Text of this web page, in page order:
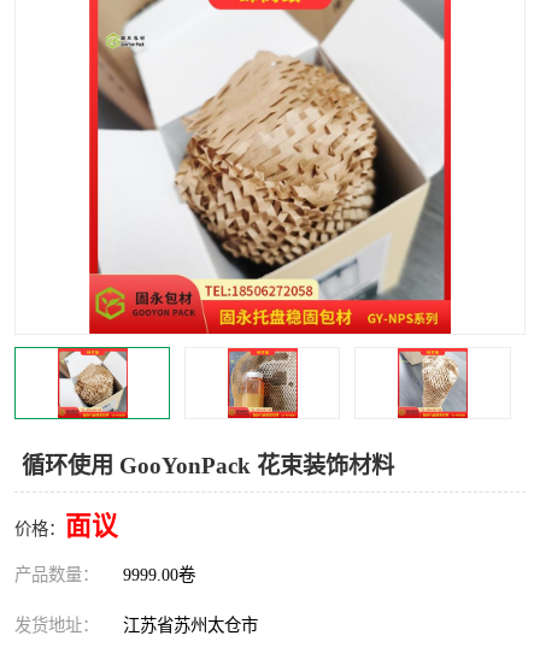
循环使用 GooYonPack 花束装饰材料
价格： 面议
产品数量： 9999.00卷
发货地址： 江苏省苏州太仓市
充气袋
缠绕膜
托盘裹包网兜